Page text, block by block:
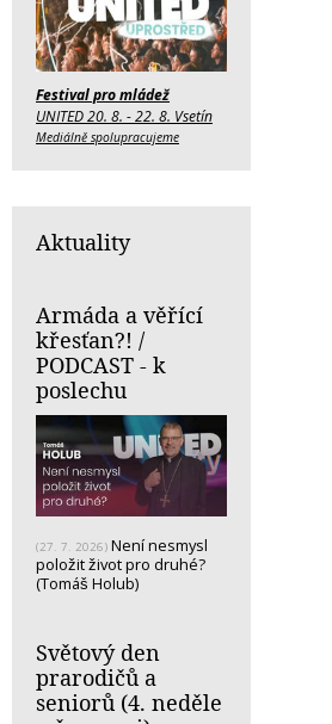
Festival pro mládež
UNITED 20. 8. - 22. 8. Vsetín
Mediálně spolupracujeme
Aktuality
Armáda a věřící
křesťan?! /
PODCAST - k
poslechu
(27. 7. 2026) Není nesmysl
položit život pro druhé?
(Tomáš Holub)
Světový den
prarodičů a
seniorů (4. neděle